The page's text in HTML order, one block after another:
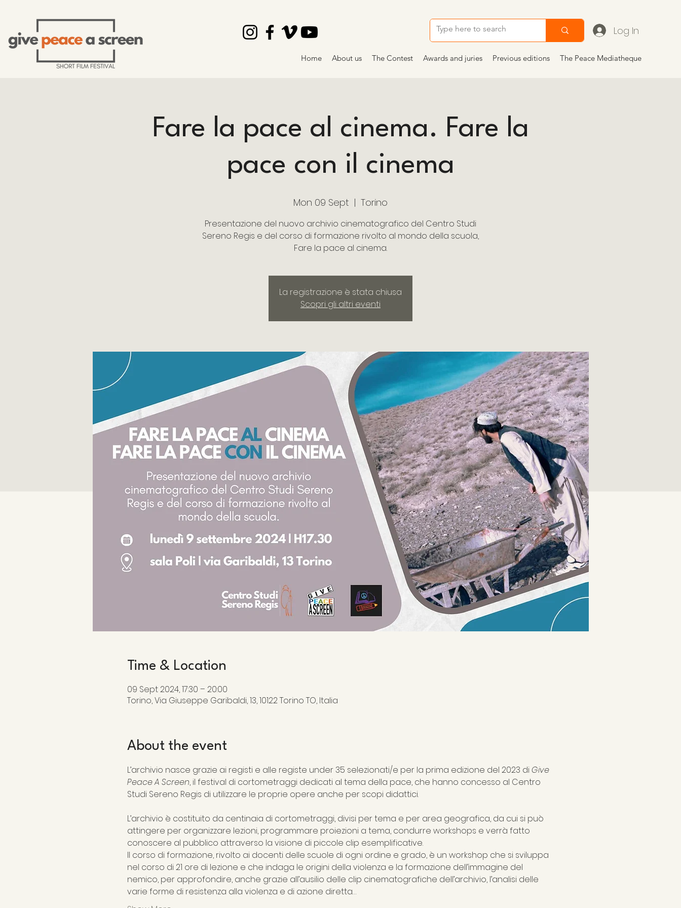
Log In
Home About us The Contest Awards and juries Previous editions The Peace Mediatheque
Fare la pace al cinema. Fare la
pace con il cinema
Mon 09 Sept
  |
Torino
Presentazione del nuovo archivio cinematografico del Centro Studi
Sereno Regis e del corso di formazione rivolto al mondo della scuola,
Fare la pace al cinema.
La registrazione è stata chiusa
Scopri gli altri eventi
Time & Location
09 Sept 2024, 17:30 – 20:00
Torino, Via Giuseppe Garibaldi, 13, 10122 Torino TO, Italia
About the event
L’archivio nasce grazie ai registi e alle registe under 35 selezionati/e per la prima edizione del 2023 di Give
Peace A Screen, il festival di cortometraggi dedicati al tema della pace, che hanno concesso al Centro
Studi Sereno Regis di utilizzare le proprie opere anche per scopi didattici.
L’archivio è costituito da centinaia di cortometraggi, divisi per tema e per area geografica, da cui si può
attingere per organizzare lezioni, programmare proiezioni a tema, condurre workshops e verrà fatto
conoscere al pubblico attraverso la visione di piccole clip esemplificative.
Il corso di formazione, rivolto ai docenti delle scuole di ogni ordine e grado, è un workshop che si sviluppa
nel corso di 21 ore di lezione e che indaga le origini della violenza e la formazione dell’immagine del
nemico, per approfondire, anche grazie all’ausilio delle clip cinematografiche dell’archivio, l’analisi delle
varie forme di resistenza alla violenza e di azione diretta…